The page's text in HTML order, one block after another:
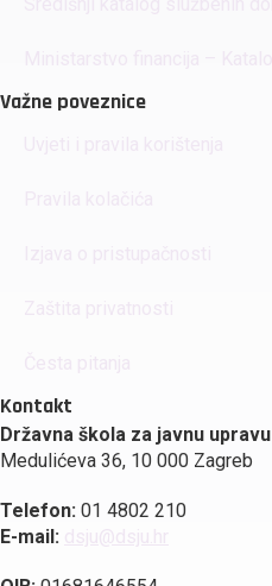
Važne poveznice
Kontakt
Državna škola za javnu upravu
Medulićeva 36, 10 000 Zagreb
Telefon: 01 4802 210
E-mail: